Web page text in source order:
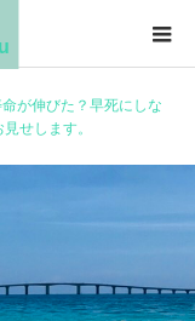
が伸びた？早死にしな
せします。